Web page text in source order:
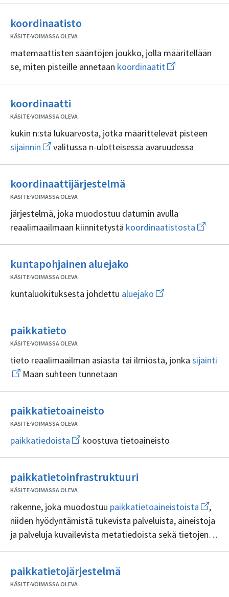
koordinaatisto
KÄSITE·VOIMASSA OLEVA
matemaattisten sääntöjen joukko, jolla määritellään
se, miten pisteille annetaan koordinaatitAvaa
uuden
ikkunan
koordinaatti
sisällöntuottajia
KÄSITE·VOIMASSA OLEVA
kukin n:stä lukuarvosta, jotka määrittelevät pisteen
sijainnin Avaa
uuden
ikkunan
sijainnin
valitussa n-ulotteisessa avaruudessa
koordinaattijärjestelmä
KÄSITE·VOIMASSA OLEVA
järjestelmä, joka muodostuu datumin avulla
reaalimaailmaan kiinnitetystä koordinaatistosta Avaa
uuden
ikkunan
kuntapohjainen aluejako
KÄSITE·VOIMASSA OLEVA
kuntaluokituksesta johdettu aluejako Avaa
uuden
ikkunan
paikkatieto
sisällöntuottajia
KÄSITE·VOIMASSA OLEVA
tieto reaalimaailman asiasta tai ilmiöstä, jonka sijainti
Maan suhteen tunnetaan
paikkatietoaineisto
KÄSITE·VOIMASSA OLEVA
paikkatiedoista Avaa
uuden
ikkunan
paikkatiedoista
koostuva tietoaineisto
paikkatietoinfrastruktuuri
KÄSITE·VOIMASSA OLEVA
rakenne, joka muodostuu paikkatietoaineistoista Avaa
uuden
ikkunan
sivulle
,
niiden hyödyntämistä tukevista palveluista, aineistoja
ja palveluja kuvailevista metatiedoista sekä tietojen
seurantamekanismeista
paikkatietojärjestelmä
KÄSITE·VOIMASSA OLEVA